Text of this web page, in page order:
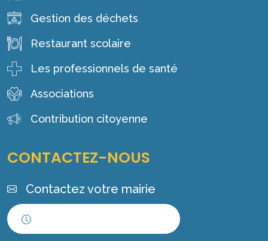
Gestion des déchets
Restaurant scolaire
Les professionnels de santé
Associations
Contribution citoyenne
CONTACTEZ-NOUS
Contactez votre mairie